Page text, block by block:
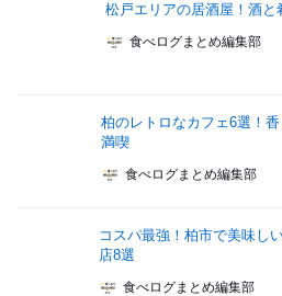
松戸エリアの居酒屋！酒
食べログまとめ編集部
柏のレトロなカフェ6選！
満喫
食べログまとめ編集部
コスパ最強！柏市で美味し
店8選
食べログまとめ編集部